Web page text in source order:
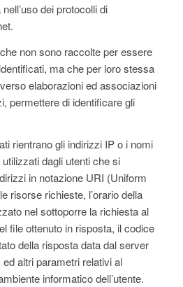
dei protocolli di
non sono raccolte per essere
ma che per loro stessa
elaborazioni ed associazioni
permettere di identificare gli
rientrano gli indirizzi IP o i nomi
dagli utenti che si
in notazione URI (Uniform
risorse richieste, l’orario della
nel sottoporre la richiesta al
file ottenuto in risposta, il codice
della risposta data dal server
altri parametri relativi al
informatico dell’utente.